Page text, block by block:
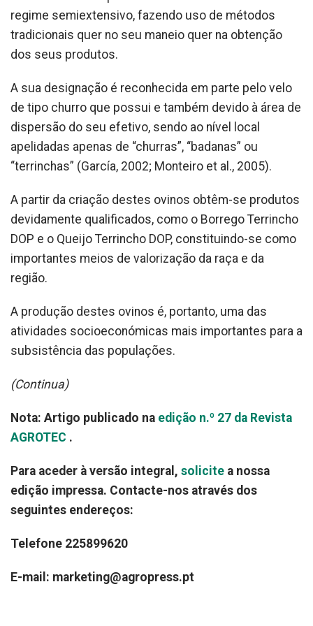
regime semiextensivo, fazendo uso de métodos
tradicionais quer no seu maneio quer na obtenção
dos seus produtos.
A sua designação é reconhecida em parte pelo velo
de tipo churro que possui e também devido à área de
dispersão do seu efetivo, sendo ao nível local
apelidadas apenas de “churras”, “badanas” ou
“terrinchas” (García, 2002; Monteiro et al., 2005).
A partir da criação destes ovinos obtêm-se produtos
devidamente qualificados, como o Borrego Terrincho
DOP e o Queijo Terrincho DOP, constituindo-se como
importantes meios de valorização da raça e da
região.
A produção destes ovinos é, portanto, uma das
atividades socioeconómicas mais importantes para a
subsistência das populações.
(Continua)
Nota: Artigo publicado na edição n.º 27 da Revista
AGROTEC .
Para aceder à versão integral, solicite a nossa
edição impressa. Contacte-nos através dos
seguintes endereços:
Telefone 225899620
E-mail: marketing@agropress.pt